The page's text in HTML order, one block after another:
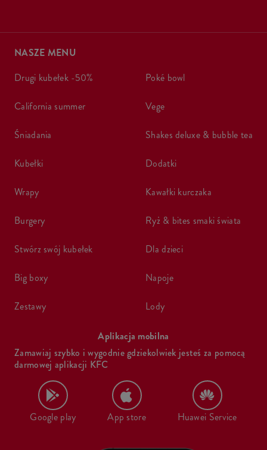
NASZE MENU
drugi kubełek -50%
california summer
śniadania
kubełki
wrapy
burgery
stwórz swój kubełek
big boxy
zestawy
poké bowl
vege
shakes deluxe & bubble tea
dodatki
kawałki kurczaka
ryż & bites smaki świata
dla dzieci
napoje
lody
Aplikacja mobilna
Zamawiaj szybko i wygodnie gdziekolwiek jesteś za pomocą
darmowej aplikacji KFC
Google play App store Huawei Service